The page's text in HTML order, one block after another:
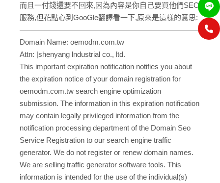
而且一付錢還要不回來,因為內容是你自己要買他們SEO
服務,但花點心到GooGle翻譯看一下,原來是這樣的意思:
—————————————————————————
Domain Name: oemodm.com.tw
Attn: |shenyang lndustrial co., ltd.
This important expiration notification notifies you about
the expiration notice of your domain registration for
oemodm.com.tw search engine optimization
submission. The information in this expiration notification
may contain legally privileged information from the
notification processing department of the Domain Seo
Service Registration to our search engine traffic
generator. We do not register or renew domain names.
We are selling traffic generator software tools. This
information is intended for the use of the individual(s)